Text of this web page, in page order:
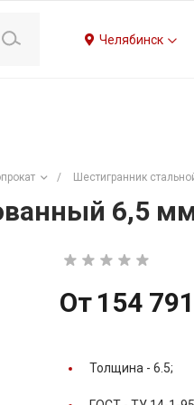
Челябинск
/ Шестигранник
6,5
От 154
Толщина - 6.5;